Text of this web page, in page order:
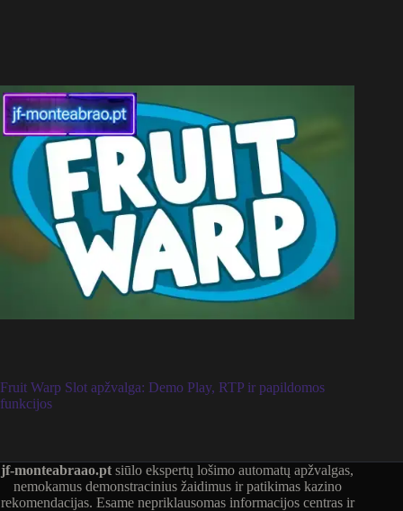
Fruit Warp Slot apžvalga: Demo Play, RTP ir papildomos
funkcijos
jf-monteabraao.pt siūlo ekspertų lošimo automatų apžvalgas,
nemokamus demonstracinius žaidimus ir patikimas kazino
rekomendacijas. Esame nepriklausomas informacijos centras ir